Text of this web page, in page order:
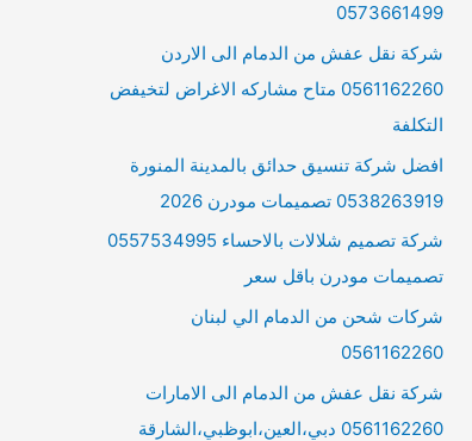
0573661499
شركة نقل عفش من الدمام الى الاردن
0561162260 متاح مشاركه الاغراض لتخيفض
التكلفة
افضل شركة تنسيق حدائق بالمدينة المنورة
0538263919 تصميمات مودرن 2026
شركة تصميم شلالات بالاحساء 0557534995
تصميمات مودرن باقل سعر
شركات شحن من الدمام الي لبنان
0561162260
شركة نقل عفش من الدمام الى الامارات
0561162260 دبي،العين،ابوظبي،الشارقة